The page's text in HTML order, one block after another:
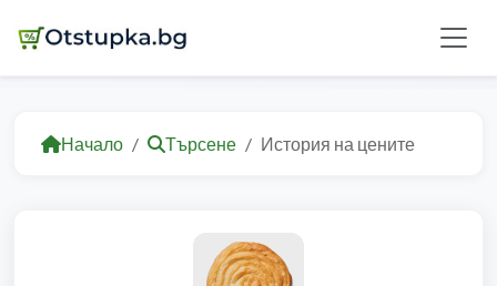
Начало Търсене История на цените